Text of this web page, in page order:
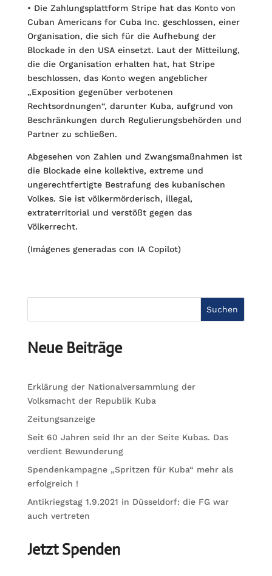
• Die Zahlungsplattform Stripe hat das Konto von
Cuban Americans for Cuba Inc. geschlossen, einer
Organisation, die sich für die Aufhebung der
Blockade in den USA einsetzt. Laut der Mitteilung,
die die Organisation erhalten hat, hat Stripe
beschlossen, das Konto wegen angeblicher
„Exposition gegenüber verbotenen
Rechtsordnungen“, darunter Kuba, aufgrund von
Beschränkungen durch Regulierungsbehörden und
Partner zu schließen.
Abgesehen von Zahlen und Zwangsmaßnahmen ist
die Blockade eine kollektive, extreme und
ungerechtfertigte Bestrafung des kubanischen
Volkes. Sie ist völkermörderisch, illegal,
extraterritorial und verstößt gegen das
Völkerrecht.
(Imágenes generadas con IA Copilot)
Suchen
Neue Beiträge
Erklärung der Nationalversammlung der
Volksmacht der Republik Kuba
Zeitungsanzeige
Seit 60 Jahren seid Ihr an der Seite Kubas. Das
verdient Bewunderung
Spendenkampagne „Spritzen für Kuba“ mehr als
erfolgreich !
Antikriegstag 1.9.2021 in Düsseldorf: die FG war
auch vertreten
Jetzt Spenden